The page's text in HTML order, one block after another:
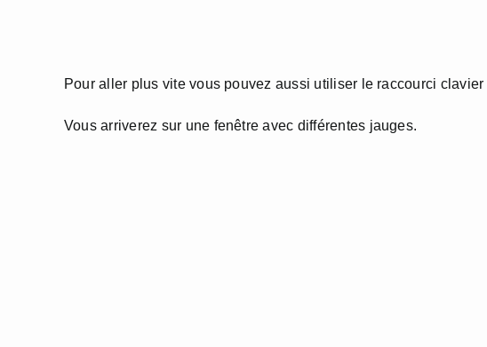
Pour aller plus vite vous pouvez aussi utiliser le raccourci clavier
Vous arriverez sur une fenêtre avec différentes jauges.